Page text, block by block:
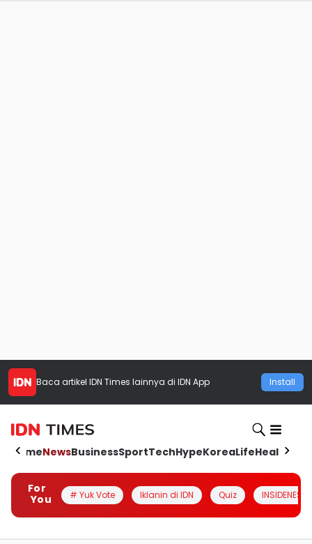
Baca artikel IDN Times lainnya di IDN App Install
HomeNewsBusinessSportTechHypeKoreaLifeHealth
For
You
# Yuk Vote Iklanin di IDN Quiz INSIDENESIA